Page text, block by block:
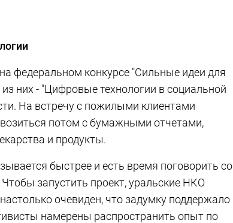
федеральном конкурсе "Сильные идеи для
них - "Цифровые технологии в социальной
На встречу с пожилыми клиентами
потом с бумажными отчетами,
и продукты.
быстрее и есть время поговорить со
запустить проект, уральские НКО
очевиден, что задумку поддержало
намерены распространить опыт по